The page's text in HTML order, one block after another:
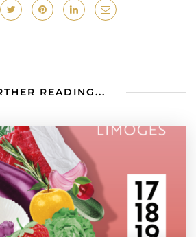
READING...